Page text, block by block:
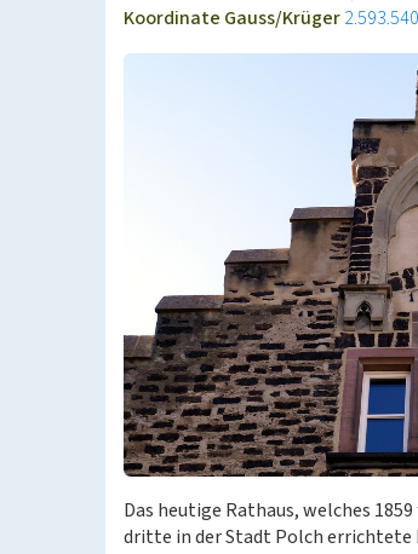
Koordinate Gauss/Krüger
Das heutige Rathaus, welches
dritte in der Stadt Polch errichtete